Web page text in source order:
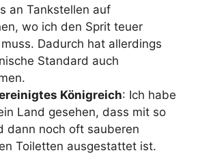
an Tankstellen auf
wo ich den Sprit teuer
Dadurch hat allerdings
Standard auch
Königreich: Ich habe
Land gesehen, dass mit so
dann noch oft sauberen
Toiletten ausgestattet ist.